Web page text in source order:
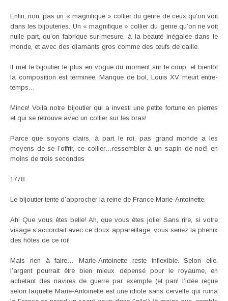
Enfin, non, pas un « magnifique » collier du genre de ceux qu’on voit
dans les bijouteries. Un « magnifique » collier du genre qu’on ne voit
nulle part, qu’on fabrique sur-mesure, à la beauté inégalée dans le
monde, et avec des diamants gros comme des œufs de caille.
Il met le bijoutier le plus en vogue du moment sur le coup, et bientôt
la composition est terminée. Manque de bol, Louis XV meurt entre-
temps…
Mince! Voilà notre bijoutier qui a investi une petite fortune en pierres
et qui se retrouve avec un collier sur les bras!
Parce que soyons clairs, à part le roi, pas grand monde a les
moyens de se l’offrir, ce collier…ressembler à un sapin de noël en
moins de trois secondes
1778.
Le bijoutier tente d’approcher la reine de France Marie-Antoinette.
Ah! Que vous êtes belle! Ah, que vous êtes jolie! Sans rire, si votre
visage s’accordait avec ce doux appareillage, vous seriez la phénix
des hôtes de ce roi!
Mais rien à faire… Marie-Antoinette reste inflexible. Selon elle,
l’argent pourrait être bien mieux dépensé pour le royaume, en
achetant des navires de guerre par exemple (et pan! l’idée reçue
selon laquelle Marie-Antoinette est une idiote sans cervelle qui ruina